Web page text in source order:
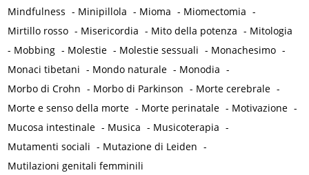
Mindfulness - Minipillola - Mioma - Miomectomia -
Mirtillo rosso - Misericordia - Mito della potenza - Mitologia
- Mobbing - Molestie - Molestie sessuali - Monachesimo -
Monaci tibetani - Mondo naturale - Monodia -
Morbo di Crohn - Morbo di Parkinson - Morte cerebrale -
Morte e senso della morte - Morte perinatale - Motivazione -
Mucosa intestinale - Musica - Musicoterapia -
Mutamenti sociali - Mutazione di Leiden -
Mutilazioni genitali femminili